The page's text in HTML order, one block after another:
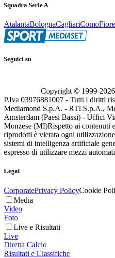
Squadra Serie A
AtalantaBolognaCagliariComo
Seguici su
Copyright © 1999-2026
P.Iva 03976881007 - Tutti i diritti
Mediamond S.p.A. - RTI S.p.A.,
Amsterdam (Paesi Bassi) - Uffici
Monzese (MI)Rispetto ai contenuti
riprodotti è vietata ogni
sistemi di intelligenza artificiale
espresso di utilizzare mezzi
Legal
CorporatePrivacy PolicyCookie
Media
Video
Foto
Live e Risultati
Live
Diretta Calcio
Risultati e Classifiche